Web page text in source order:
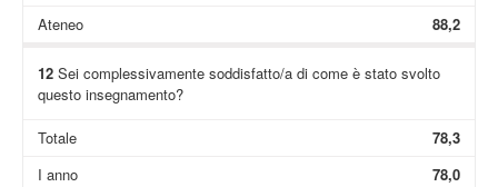
Ateneo
88,2
12Sei complessivamente soddisfatto/a di come è stato svolto
questo insegnamento?
Totale
78,3
I anno
78,0